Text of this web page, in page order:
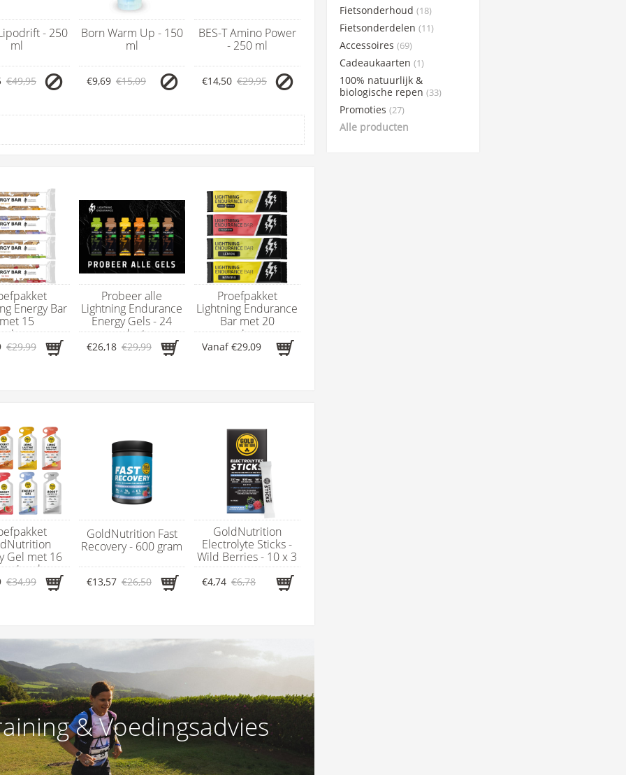
- 250
ml
€49,95
Born Warm Up - 150
ml
€9,69 €15,09
BES-T Amino Power
- 250 ml
€14,50 €29,95
Energy Bar
met 15
€29,99
Probeer alle
Lightning Endurance
Energy Gels - 24
producten
€26,18 €29,99
Proefpakket
Lightning Endurance
Bar met 20
energierepen
Vanaf€29,09
Gel met 16
€34,99
GoldNutrition Fast
Recovery - 600 gram
€13,57 €26,50
GoldNutrition
Electrolyte Sticks -
Wild Berries - 10 x 3
gram
€4,74 €6,78
& Voedingsadvies
Fietsonderhoud (18)
Fietsonderdelen (11)
Accessoires (69)
Cadeaukaarten (1)
100% natuurlijk &
biologische repen (33)
Promoties (27)
Alle producten